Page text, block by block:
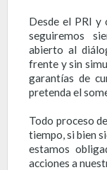
Desde el PRI y
seguiremos
abierto al
frente y sin
garantías de
pretenda el
Todo proceso
tiempo, si bien
estamos
acciones a